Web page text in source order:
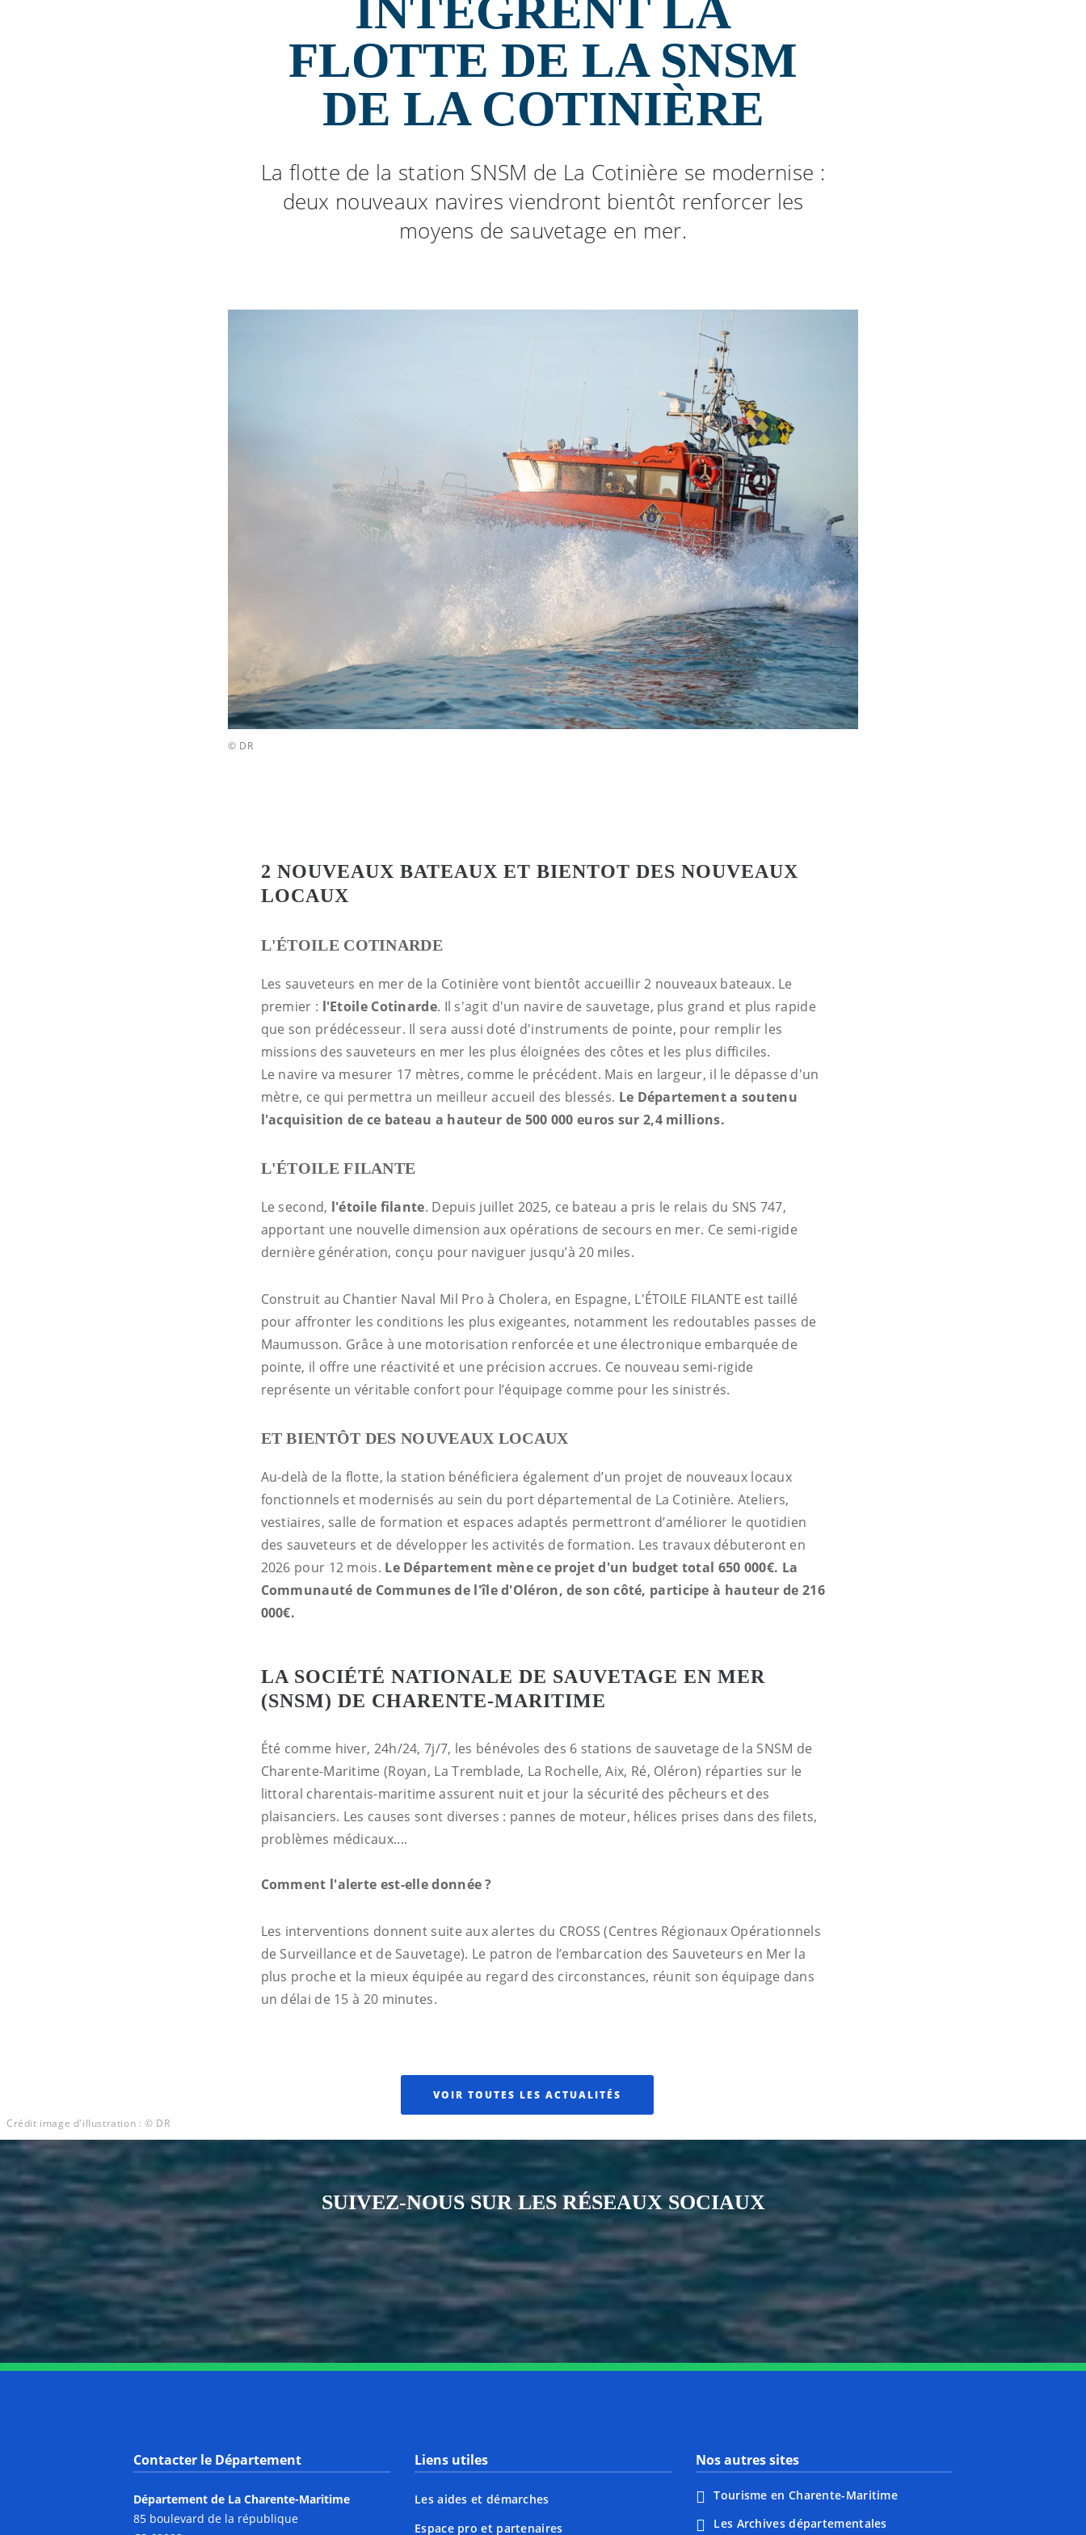
INTÈGRENT LA
FLOTTE DE LA SNSM
DE LA COTINIÈRE
La flotte de la station SNSM de La Cotinière se modernise :
deux nouveaux navires viendront bientôt renforcer les
moyens de sauvetage en mer.
© DR
2 NOUVEAUX BATEAUX ET BIENTOT DES NOUVEAUX
LOCAUX
L'ÉTOILE COTINARDE
Les sauveteurs en mer de la Cotinière vont bientôt accueillir 2 nouveaux bateaux. Le
premier : l'Etoile Cotinarde. Il s'agit d'un navire de sauvetage, plus grand et plus rapide
que son prédécesseur. Il sera aussi doté d'instruments de pointe, pour remplir les
missions des sauveteurs en mer les plus éloignées des côtes et les plus difficiles.
Le navire va mesurer 17 mètres, comme le précédent. Mais en largeur, il le dépasse d'un
mètre, ce qui permettra un meilleur accueil des blessés. Le Département a soutenu
l'acquisition de ce bateau a hauteur de 500 000 euros sur 2,4 millions.
L'ÉTOILE FILANTE
Le second, l'étoile filante. Depuis juillet 2025, ce bateau a pris le relais du SNS 747,
apportant une nouvelle dimension aux opérations de secours en mer. Ce semi-rigide
dernière génération, conçu pour naviguer jusqu’à 20 miles.
Construit au Chantier Naval Mil Pro à Cholera, en Espagne, L'ÉTOILE FILANTE est taillé
pour affronter les conditions les plus exigeantes, notamment les redoutables passes de
Maumusson. Grâce à une motorisation renforcée et une électronique embarquée de
pointe, il offre une réactivité et une précision accrues. Ce nouveau semi-rigide
représente un véritable confort pour l’équipage comme pour les sinistrés.
ET BIENTÔT DES NOUVEAUX LOCAUX
Au-delà de la flotte, la station bénéficiera également d’un projet de nouveaux locaux
fonctionnels et modernisés au sein du port départemental de La Cotinière. Ateliers,
vestiaires, salle de formation et espaces adaptés permettront d’améliorer le quotidien
des sauveteurs et de développer les activités de formation. Les travaux débuteront en
2026 pour 12 mois. Le Département mène ce projet d'un budget total 650 000€. La
Communauté de Communes de l'île d'Oléron, de son côté, participe à hauteur de 216
000€.
LA SOCIÉTÉ NATIONALE DE SAUVETAGE EN MER
(SNSM) DE CHARENTE-MARITIME
Été comme hiver, 24h/24, 7j/7, les bénévoles des 6 stations de sauvetage de la SNSM de
Charente-Maritime (Royan, La Tremblade, La Rochelle, Aix, Ré, Oléron) réparties sur le
littoral charentais-maritime assurent nuit et jour la sécurité des pêcheurs et des
plaisanciers. Les causes sont diverses : pannes de moteur, hélices prises dans des filets,
problèmes médicaux....
Comment l'alerte est-elle donnée ?
Les interventions donnent suite aux alertes du CROSS (Centres Régionaux Opérationnels
de Surveillance et de Sauvetage). Le patron de l’embarcation des Sauveteurs en Mer la
plus proche et la mieux équipée au regard des circonstances, réunit son équipage dans
un délai de 15 à 20 minutes.
VOIR TOUTES LES ACTUALITÉS
Crédit image d'illustration : © DR
SUIVEZ-NOUS SUR LES RÉSEAUX SOCIAUX
Notre page Instagram
Notre page Facebook
Notre page XNotre page Tiktok
Notre page Linkedin
Notre page Youtube
Contacter le Département
Département de La Charente-Maritime
85 boulevard de la république
Liens utiles
Les aides et démarches
Espace pro et partenaires
Nos autres sites
Tourisme en Charente-Maritime
Les Archives départementales